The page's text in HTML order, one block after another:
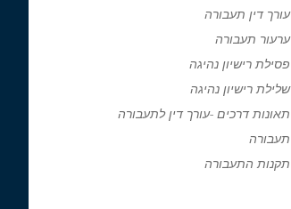
עורך דין תעבורה
ערעור תעבורה
פסילת רישיון נהיגה
שלילת רישיון נהיגה
תאונות דרכים -עורך דין לתעבורה
תעבורה
תקנות התעבורה